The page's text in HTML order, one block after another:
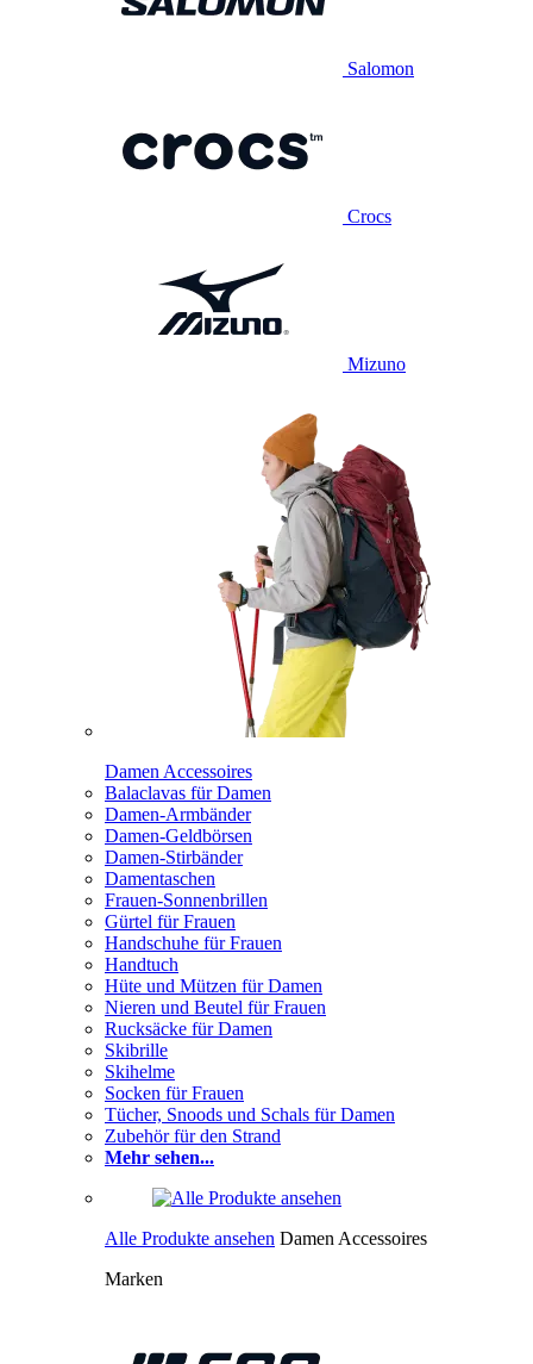
Salomon
Crocs
Mizuno
Damen Accessoires
Balaclavas für Damen
Damen-Armbänder
Damen-Geldbörsen
Damen-Stirbänder
Damentaschen
Frauen-Sonnenbrillen
Gürtel für Frauen
Handschuhe für Frauen
Handtuch
Hüte und Mützen für Damen
Nieren und Beutel für Frauen
Rucksäcke für Damen
Skibrille
Skihelme
Socken für Frauen
Tücher, Snoods und Schals für Damen
Zubehör für den Strand
Mehr sehen...
Alle Produkte ansehen Damen Accessoires
Marken